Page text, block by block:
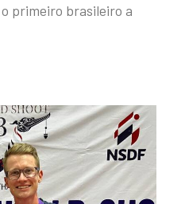
primeiro brasileiro a